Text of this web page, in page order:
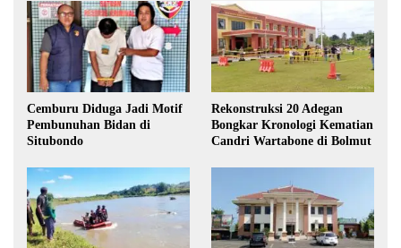
Cemburu Diduga Jadi Motif
Pembunuhan Bidan di
Situbondo
Rekonstruksi 20 Adegan
Bongkar Kronologi Kematian
Candri Wartabone di Bolmut